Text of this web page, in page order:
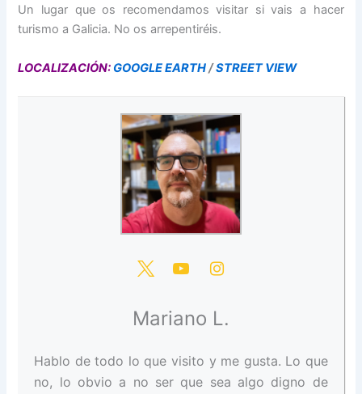
Un lugar que os recomendamos visitar si vais a hacer
turismo a Galicia. No os arrepentiréis.
LOCALIZACIÓN: GOOGLE EARTH/STREET VIEW
Mariano L.
Hablo de todo lo que visito y me gusta. Lo que
no, lo obvio a no ser que sea algo digno de